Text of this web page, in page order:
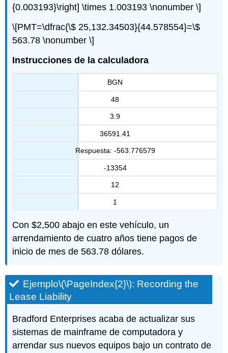
{0.003193}\right] \times 1.003193 \nonumber \]
\[PMT=\dfrac{\$ 25,132.34503}{44.578554}=\$
563.78 \nonumber \]
Instrucciones de la calculadora
BGN
48
3.9
36591.41
Respuesta: -563.776579
-13354
12
1
Con $2,500 abajo en este vehículo, un
arrendamiento de cuatro años tiene pagos de
inicio de mes de 563.78 dólares.
Ejemplo\(\PageIndex{2}\): Recording the
Lease Liability
Bradford Enterprises acaba de actualizar sus
sistemas de mainframe de computadora y
arrendar sus nuevos equipos bajo un contrato de